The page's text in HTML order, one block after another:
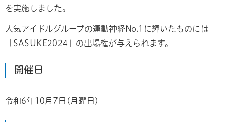
を実施しました。
人気アイドルグループの運動神経No.1に輝いたものには
「SASUKE2024」の出場権が与えられます。
開催日
令和6年10月7日(月曜日)